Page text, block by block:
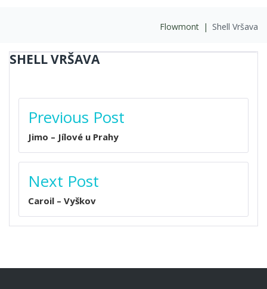
Flowmont | Shell Vršava
SHELL VRŠAVA
POST
NAVIGATION
Previous Post
Jimo – Jílové u Prahy
Next Post
Caroil – Vyškov